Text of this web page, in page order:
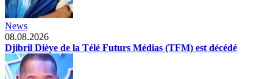
News
08.08.2026
Djibril Dièye de la Télé Futurs Médias (TFM) est décédé